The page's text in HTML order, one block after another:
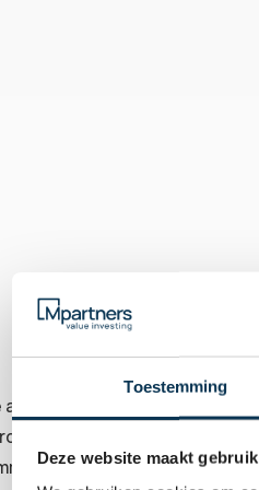
Toestemming
Deze website maakt
belegger streeft naar
ook goed wil doen
invloed op geldstromen.